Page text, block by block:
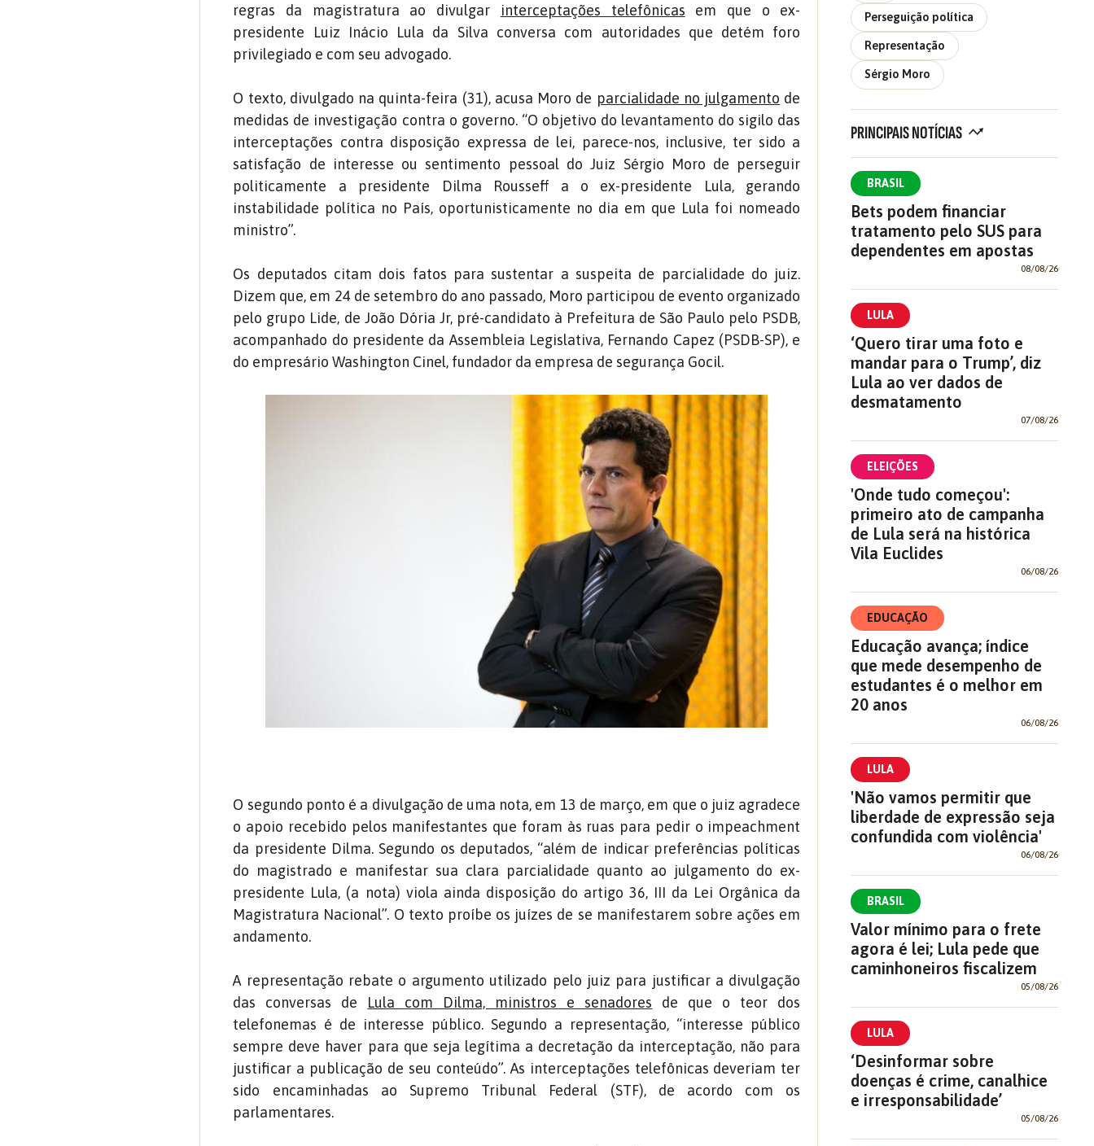
regras da magistratura ao divulgar
interceptações telefônicas em que o ex-
presidente Luiz Inácio Lula da Silva conversa com autoridades que detém foro
privilegiado e com seu advogado.
O texto, divulgado na quinta-feira (31), acusa Moro de parcialidade no julgamento de
medidas de investigação contra o governo. “O objetivo do levantamento do sigilo das
interceptações contra disposição expressa de lei, parece-nos, inclusive, ter sido a
satisfação de interesse ou sentimento pessoal do Juiz Sérgio Moro de perseguir
politicamente a presidente Dilma Rousseff a o ex-presidente Lula, gerando
instabilidade política no País, oportunisticamente no dia em que Lula foi nomeado
ministro”.
Os deputados citam dois fatos para sustentar a suspeita de parcialidade do juiz.
Dizem que, em 24 de setembro do ano passado, Moro participou de evento organizado
pelo grupo Lide, de João Dória Jr, pré-candidato à Prefeitura de São Paulo pelo PSDB,
acompanhado do presidente da Assembleia Legislativa, Fernando Capez (PSDB-SP), e
do empresário Washington Cinel, fundador da empresa de segurança Gocil.
O segundo ponto é a divulgação de uma nota, em 13 de março, em que o juiz agradece
o apoio recebido pelos manifestantes que foram às ruas para pedir o impeachment
da presidente Dilma. Segundo os deputados, “além de indicar preferências políticas
do magistrado e manifestar sua clara parcialidade quanto ao julgamento do ex-
presidente Lula, (a nota) viola ainda disposição do artigo 36, III da Lei Orgânica da
Magistratura Nacional”. O texto proíbe os juízes de se manifestarem sobre ações em
andamento.
A representação rebate o argumento utilizado pelo juiz para justificar a divulgação
das conversas de Lula com Dilma, ministros e senadores de que o teor dos
telefonemas é de interesse público. Segundo a representação, “interesse público
sempre deve haver para que seja legítima a decretação da interceptação, não para
justificar a publicação de seu conteúdo”. As interceptações telefônicas deveriam ter
sido encaminhadas ao Supremo Tribunal Federal (STF), de acordo com os
parlamentares.
Perseguição política
Representação
Sérgio Moro
PRINCIPAIS NOTÍCIAS
BRASIL
Bets podem financiar
tratamento pelo SUS para
dependentes em apostas
08/08/26
LULA
‘Quero tirar uma foto e
mandar para o Trump’, diz
Lula ao ver dados de
desmatamento
07/08/26
ELEIÇÕES
'Onde tudo começou':
primeiro ato de campanha
de Lula será na histórica
Vila Euclides
06/08/26
EDUCAÇÃO
Educação avança; índice
que mede desempenho de
estudantes é o melhor em
20 anos
06/08/26
LULA
'Não vamos permitir que
liberdade de expressão seja
confundida com violência'
06/08/26
BRASIL
Valor mínimo para o frete
agora é lei; Lula pede que
caminhoneiros fiscalizem
05/08/26
LULA
‘Desinformar sobre
doenças é crime, canalhice
e irresponsabilidade’
05/08/26